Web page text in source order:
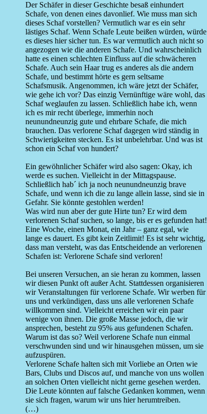
Der Schäfer in dieser Geschichte besaß einhundert
Schafe, von denen eines davonlief. Wie muss man sich
dieses Schaf vorstellen? Vermutlich war es ein sehr
lästiges Schaf. Wenn Schafe Leute beißen würden, würde
es dieses hier sicher tun. Es war vermutlich auch nicht so
angezogen wie die anderen Schafe. Und wahrscheinlich
hatte es einen schlechten Einfluss auf die schwächeren
Schafe. Auch sein Haar trug es anderes als die andern
Schafe, und bestimmt hörte es gern seltsame
Schafsmusik. Angenommen, ich wäre jetzt der Schäfer,
wie gehe ich vor? Das einzig Vernünftige wäre wohl, das
Schaf weglaufen zu lassen. Schließlich habe ich, wenn
ich es mir recht überlege, immerhin noch
neunundneunzig gute und ehrbare Schafe, die mich
brauchen. Das verlorene Schaf dagegen wird ständig in
Schwierigkeiten stecken. Es ist unbelehrbar. Und was ist
schon ein Schaf von hundert?
Ein gewöhnlicher Schäfer wird also sagen: Okay, ich
werde es suchen. Vielleicht in der Mittagspause.
Schließlich hab´ ich ja noch neunundneunzig brave
Schafe, und wenn ich die zu lange allein lasse, sind sie in
Gefahr. Sie könnte gestohlen werden!
Was wird nun aber der gute Hirte tun? Er wird dem
verlorenen Schaf suchen, so lange, bis er es gefunden hat!
Eine Woche, einen Monat, ein Jahr – ganz egal, wie
lange es dauert. Es gibt kein Zeitlimit! Es ist sehr wichtig,
dass man versteht, was das Entscheidende an verlorenen
Schafen ist: Verlorene Schafe sind verloren!
Bei unseren Versuchen, an sie heran zu kommen, lassen
wir diesen Punkt oft außer Acht. Stattdessen organisieren
wir Veranstaltungen für verlorene Schafe. Wir werben für
uns und verkündigen, dass uns alle verlorenen Schafe
willkommen sind. Vielleicht erreichen wir ein paar
wenige von ihnen. Die große Masse jedoch, die wir
ansprechen, besteht zu 95% aus gefundenen Schafen.
Warum ist das so? Weil verlorene Schafe nun einmal
verschwunden sind und wir hinausgehen müssen, um sie
aufzuspüren.
Verlorene Schafe halten sich mit Vorliebe an Orten wie
Bars, Clubs und Discos auf, und manche von uns wollen
an solchen Orten vielleicht nicht gerne gesehen werden.
Die Leute könnten auf falsche Gedanken kommen, wenn
sie sich fragen, warum wir uns hier herumtreiben.
(…)